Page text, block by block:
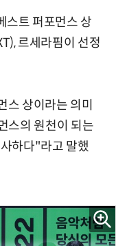
스트 퍼포먼스 상
르세라핌이 선정
스 상이라는 의미
스의 원천이 되는
하다"라고 말했